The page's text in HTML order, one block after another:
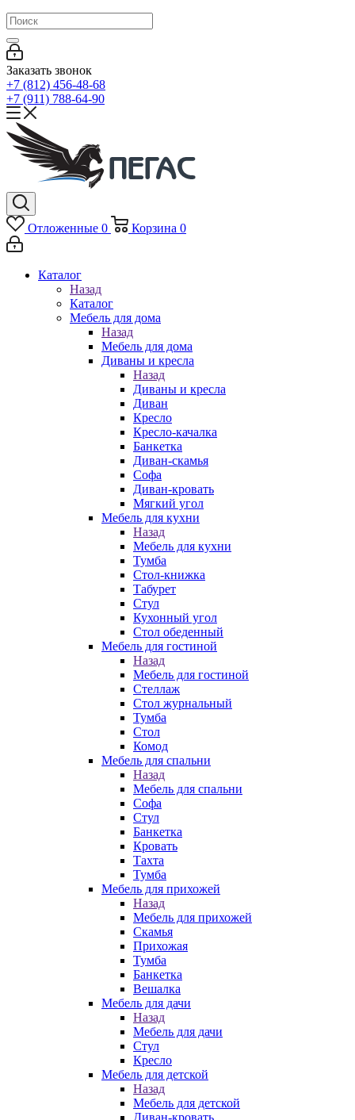
Заказать звонок
+7 (812) 456-48-68
+7 (911) 788-64-90
Отложенные 0 Корзина 0
Каталог
Назад
Каталог
Мебель для дома
Назад
Мебель для дома
Диваны и кресла
Назад
Диваны и кресла
Диван
Кресло
Кресло-качалка
Банкетка
Диван-скамья
Софа
Диван-кровать
Мягкий угол
Мебель для кухни
Назад
Мебель для кухни
Тумба
Стол-книжка
Табурет
Стул
Кухонный угол
Стол обеденный
Мебель для гостиной
Назад
Мебель для гостиной
Стеллаж
Стол журнальный
Тумба
Стол
Комод
Мебель для спальни
Назад
Мебель для спальни
Софа
Стул
Банкетка
Кровать
Тахта
Тумба
Мебель для прихожей
Назад
Мебель для прихожей
Скамья
Прихожая
Тумба
Банкетка
Вешалка
Мебель для дачи
Назад
Мебель для дачи
Стул
Кресло
Мебель для детской
Назад
Мебель для детской
Диван-кровать